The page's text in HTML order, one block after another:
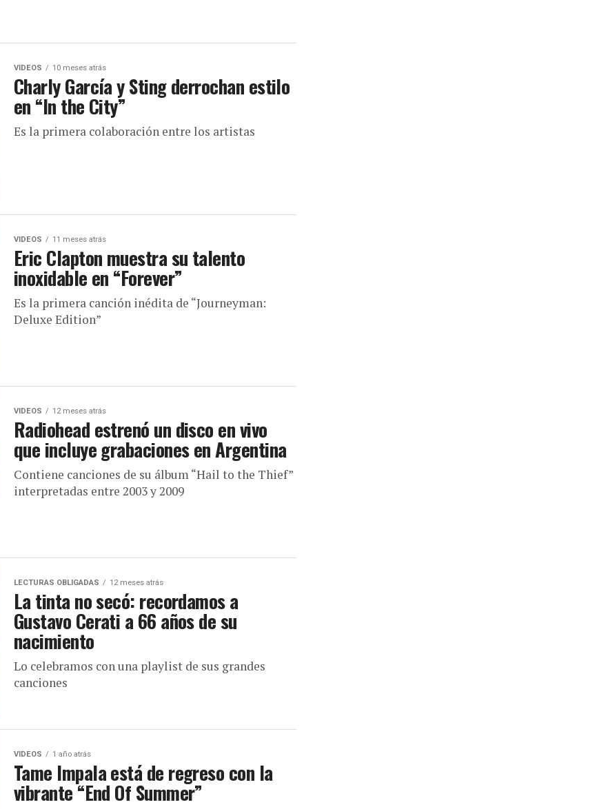
VIDEOS 10 meses atrás
Charly García y Sting derrochan estilo
en “In the City”
Es la primera colaboración entre los artistas
VIDEOS 11 meses atrás
Eric Clapton muestra su talento
inoxidable en “Forever”
Es la primera canción inédita de “Journeyman:
Deluxe Edition”
VIDEOS 12 meses atrás
Radiohead estrenó un disco en vivo
que incluye grabaciones en Argentina
Contiene canciones de su álbum “Hail to the Thief”
interpretadas entre 2003 y 2009
LECTURAS OBLIGADAS 12 meses atrás
La tinta no secó: recordamos a
Gustavo Cerati a 66 años de su
nacimiento
Lo celebramos con una playlist de sus grandes
canciones
VIDEOS 1 año atrás
Tame Impala está de regreso con la
vibrante “End Of Summer”